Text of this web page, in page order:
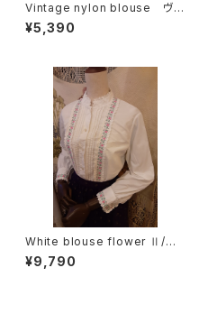
Vintage nylon blouse ヴィ
ンテージナイロンブラウス
¥5,390
White blouse flower Ⅱ/ホ
ワイトブラウス花刺繍 Ⅱ
¥9,790